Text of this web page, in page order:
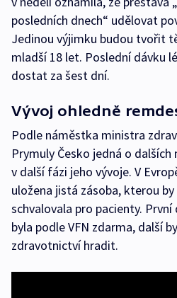
posledních dnech“ udělovat
Jedinou výjimku budou tvořit
mladší 18 let. Poslední dávku
dostat za šest dní.
Vývoj ohledně
Podle náměstka ministra
Prymuly Česko jedná o
v další fázi jeho vývoje. V
uložena jistá zásoba, kterou
schvalovala pro pacienty.
byla podle VFN zdarma, další
zdravotnictví hradit.